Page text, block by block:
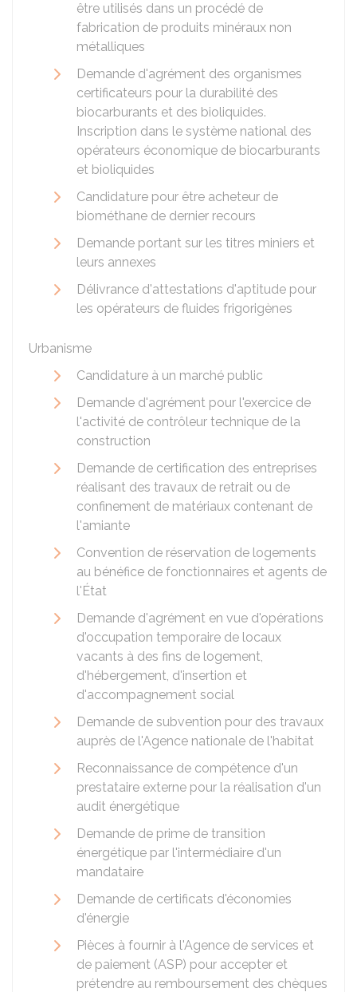
être utilisés dans un procédé de
fabrication de produits minéraux non
métalliques
Demande d'agrément des organismes
certificateurs pour la durabilité des
biocarburants et des bioliquides.
Inscription dans le système national des
opérateurs économique de biocarburants
et bioliquides
Candidature pour être acheteur de
biométhane de dernier recours
Demande portant sur les titres miniers et
leurs annexes
Délivrance d'attestations d'aptitude pour
les opérateurs de fluides frigorigènes
Urbanisme
Candidature à un marché public
Demande d'agrément pour l'exercice de
l'activité de contrôleur technique de la
construction
Demande de certification des entreprises
réalisant des travaux de retrait ou de
confinement de matériaux contenant de
l'amiante
Convention de réservation de logements
au bénéfice de fonctionnaires et agents de
l'État
Demande d'agrément en vue d'opérations
d'occupation temporaire de locaux
vacants à des fins de logement,
d'hébergement, d'insertion et
d'accompagnement social
Demande de subvention pour des travaux
auprès de l'Agence nationale de l'habitat
Reconnaissance de compétence d'un
prestataire externe pour la réalisation d'un
audit énergétique
Demande de prime de transition
énergétique par l'intermédiaire d'un
mandataire
Demande de certificats d'économies
d'énergie
Pièces à fournir à l'Agence de services et
de paiement (ASP) pour accepter et
prétendre au remboursement des chèques